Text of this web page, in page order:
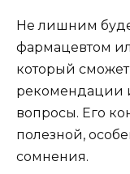
Не лишним
фармацевтом
который
рекомендации
вопросы. Его
полезной,
сомнения.